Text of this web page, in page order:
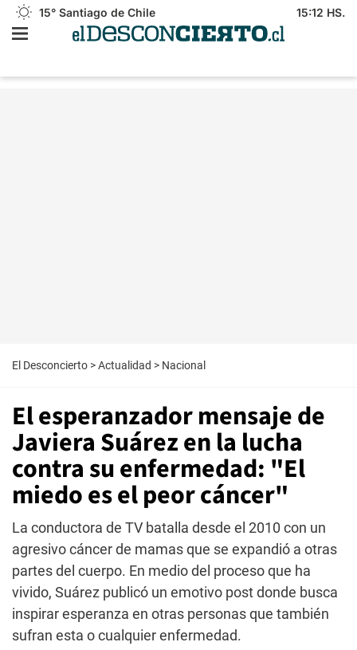
15° Santiago de Chile 15:12 HS.
El Desconcierto >Actualidad > Nacional
El esperanzador mensaje de
Javiera Suárez en la lucha
contra su enfermedad: "El
miedo es el peor cáncer"
La conductora de TV batalla desde el 2010 con un
agresivo cáncer de mamas que se expandió a otras
partes del cuerpo. En medio del proceso que ha
vivido, Suárez publicó un emotivo post donde busca
inspirar esperanza en otras personas que también
sufran esta o cualquier enfermedad.